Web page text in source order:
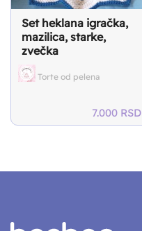
Set heklana igračka,
mazilica, starke,
zvečka
Torte od pelena
7.000 RSD